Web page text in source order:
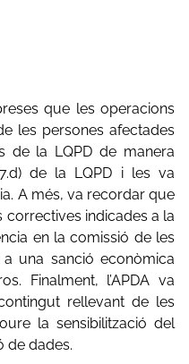
que les operacions
les persones afectades
de la LQPD de manera
de la LQPD i les va
A més, va recordar que
correctives indicades a la
en la comissió de les
una sanció econòmica
Finalment, l’APDA va
rellevant de les
la sensibilització del
de dades.